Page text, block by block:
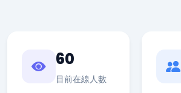
60
目前在線人數